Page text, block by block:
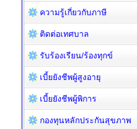
ความรู้เกี่ยวกับภาษี
ติดต่อเทศบาล
รับร้องเรียน/ร้องทุกข์
เบี้ยยังชีพผู้สูงอายุ
เบี้ยยังชีพผู้พิการ
กองทุนหลักประกันสุขภาพ